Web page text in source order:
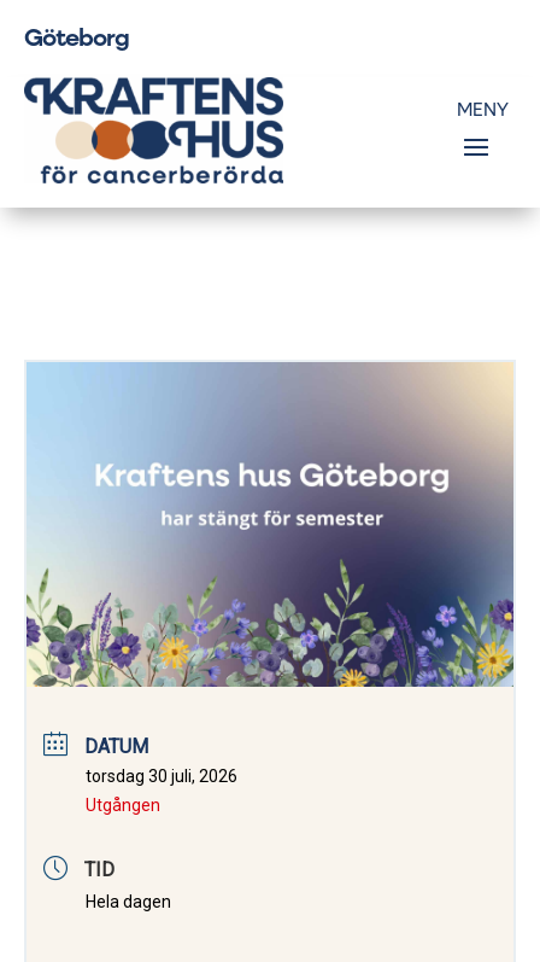
Göteborg
DATUM
torsdag 30 juli, 2026
Utgången
TID
Hela dagen